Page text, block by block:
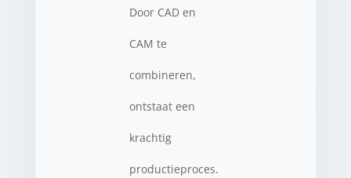
Door CAD en
CAM te
combineren,
ontstaat een
krachtig
productieproces.